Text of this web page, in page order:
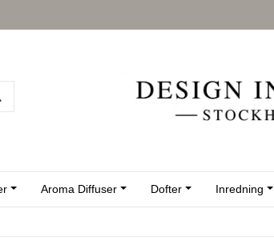
Aroma Diffuser Dofter Inredning